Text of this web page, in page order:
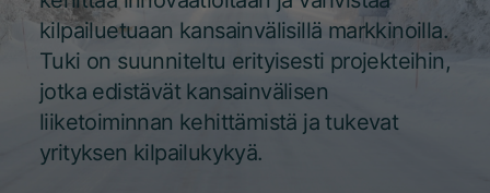
kilpailuetuaan kansainvälisillä markkinoilla.
Tuki on suunniteltu erityisesti projekteihin,
jotka edistävät kansainvälisen
liiketoiminnan kehittämistä ja tukevat
yrityksen kilpailukykyä.